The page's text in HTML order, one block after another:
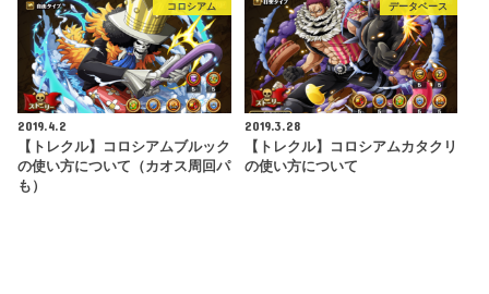
コロシアム
2019.4.2
【トレクル】コロシアムブルック
の使い方について（カオス周回パ
も）
データベース
2019.3.28
【トレクル】コロシアムカタクリ
の使い方について